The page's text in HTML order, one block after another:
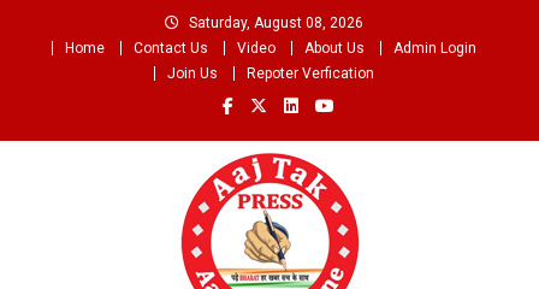
Saturday, August 08, 2026
Home
Contact Us Video About Us
Admin Login
Join Us
Repoter Verfication